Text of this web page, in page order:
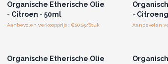
Organische Etherische Olie
- Citroen - 50ml
Aanbevolen verkoopprijs : €20.25/Stuk
-
Aanbevolen
Organische Etherische Olie